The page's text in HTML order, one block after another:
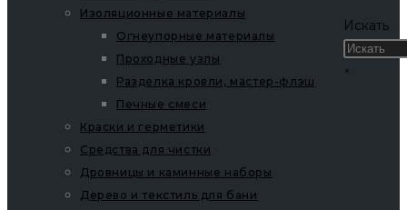
Изоляционные материалы
Огнеупорные материалы
Проходные узлы
Разделка кровли, мастер-флэш
Печные смеси
Краски и герметики
Средства для чистки
Дровницы и каминные наборы
Дерево и текстиль для бани
Искать
×